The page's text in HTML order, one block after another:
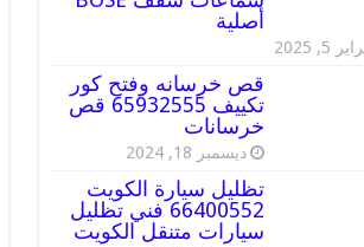
أصلية
5, 2025
قص خرسانه وفتح كور
تكييف 65932555 قص
خرسانات
ديسمبر 18, 2024
تظليل سيارة الكويت
66400552 فني تظليل
سيارات متنقل الكويت